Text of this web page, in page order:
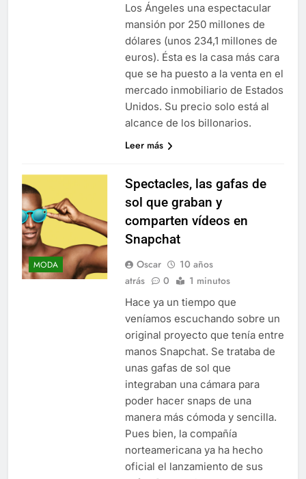
Los Ángeles una espectacular
mansión por 250 millones de
dólares (unos 234,1 millones de
euros). Ésta es la casa más cara
que se ha puesto a la venta en el
mercado inmobiliario de Estados
Unidos. Su precio solo está al
alcance de los billonarios.
Leer más
MODA
Spectacles, las gafas de
sol que graban y
comparten vídeos en
Snapchat
Oscar
10 años
atrás
0 1 minutos
Hace ya un tiempo que
veníamos escuchando sobre un
original proyecto que tenía entre
manos Snapchat. Se trataba de
unas gafas de sol que
integraban una cámara para
poder hacer snaps de una
manera más cómoda y sencilla.
Pues bien, la compañía
norteamericana ya ha hecho
oficial el lanzamiento de sus